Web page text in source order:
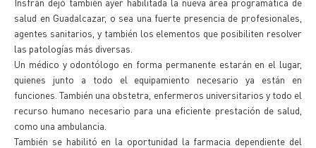
salud en Guadalcazar, o sea una fuerte presencia de profesionales,
agentes sanitarios, y también los elementos que posibiliten resolver
las patologías más diversas.
Un médico y odontólogo en forma permanente estarán en el lugar,
quienes junto a todo el equipamiento necesario ya están en
funciones. También una obstetra, enfermeros universitarios y todo el
recurso humano necesario para una eficiente prestación de salud,
como una ambulancia.
También se habilitó en la oportunidad la farmacia dependiente del